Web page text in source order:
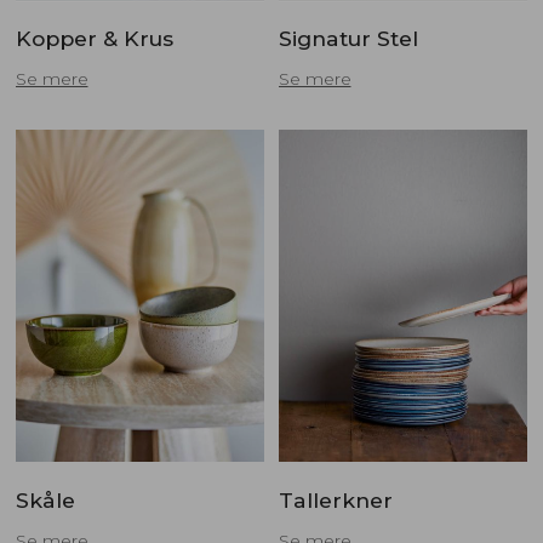
Kopper & Krus
Se mere
Signatur Stel
Se mere
Skåle Tallerkner